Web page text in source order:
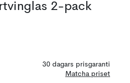
2-pack
30 dagars prisgaranti
Matcha priset